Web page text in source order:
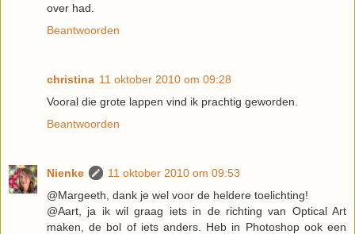
over had.
Beantwoorden
christina 11 oktober 2010 om 09:28
Vooral die grote lappen vind ik prachtig geworden.
Beantwoorden
Nienke
11 oktober 2010 om 09:53
@Margeeth, dank je wel voor de heldere toelichting!
@Aart, ja ik wil graag iets in de richting van Optical Art
maken, de bol of iets anders. Heb in Photoshop ook een